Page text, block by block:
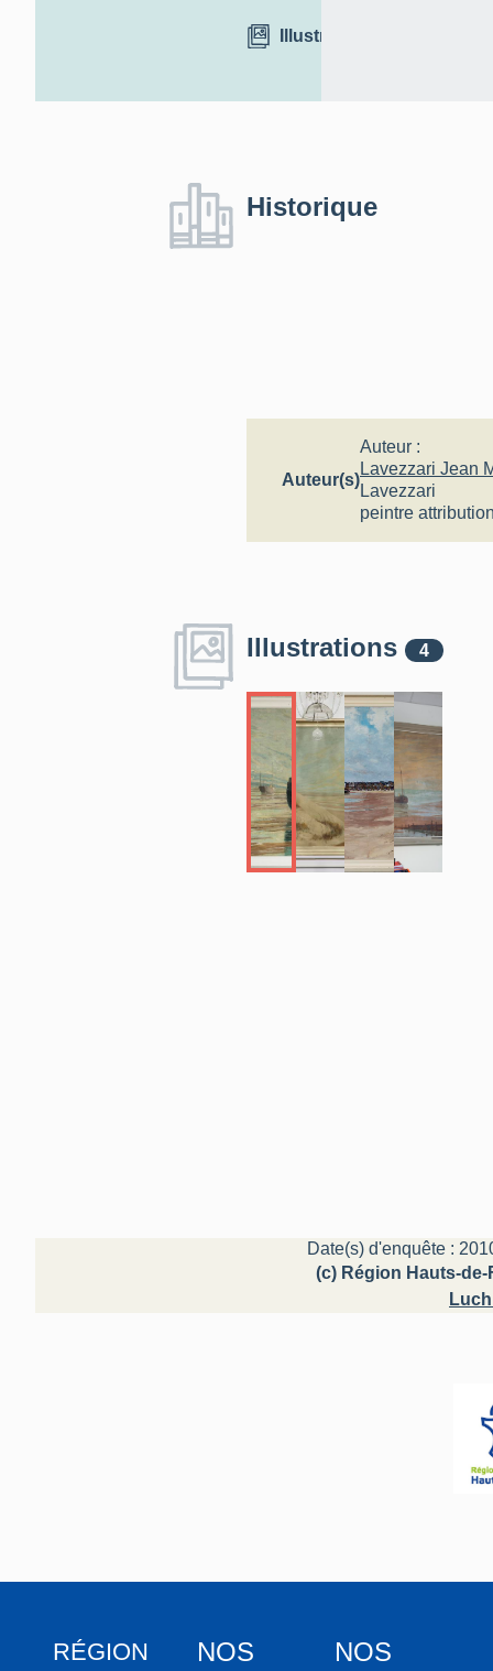
Illustrations
Historique
Auteur(s)
Auteur :
Lavezzari Jean
Lavezzari
peintre
Illustrations 4
Date(s) d'enquête :
(c) Région Hauts-
RÉGION
NOS
NOS